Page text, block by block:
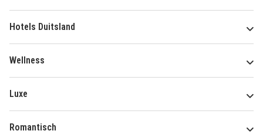
Hotels Duitsland
Wellness
Luxe
Romantisch